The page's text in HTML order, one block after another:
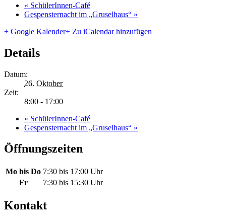
« SchülerInnen-Café
Gespensternacht im „Gruselhaus“ »
+ Google Kalender+ Zu iCalendar hinzufügen
Details
Datum:
26. Oktober
Zeit:
8:00 - 17:00
« SchülerInnen-Café
Gespensternacht im „Gruselhaus“ »
Öffnungszeiten
Mo bis Do 7:30 bis 17:00 Uhr
Fr
7:30 bis 15:30 Uhr
Kontakt